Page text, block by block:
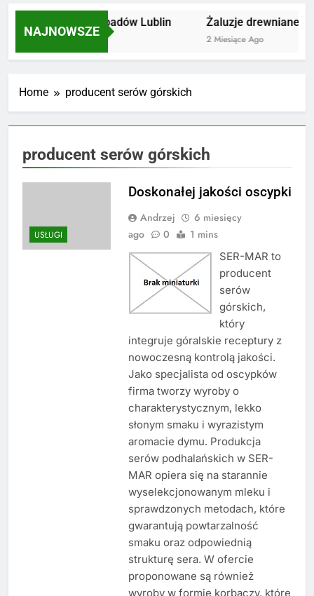
NAJNOWSZE
Utylizacja odpadów Lublin
2 Miesiące Ago
Żaluzje drewniane
2 Miesiące Ago
Home producent serów górskich
producent serów górskich
USŁUGI
Doskonałej jakości oscypki
Andrzej
6 miesięcy
ago
0 1 mins
SER-MAR to
producent
serów
górskich,
który
integruje góralskie receptury z
nowoczesną kontrolą jakości.
Jako specjalista od oscypków
firma tworzy wyroby o
charakterystycznym, lekko
słonym smaku i wyrazistym
aromacie dymu. Produkcja
serów podhalańskich w SER-
MAR opiera się na starannie
wyselekcjonowanym mleku i
sprawdzonych metodach, które
gwarantują powtarzalność
smaku oraz odpowiednią
strukturę sera. W ofercie
proponowane są również
wyroby w formie korbaczy, które